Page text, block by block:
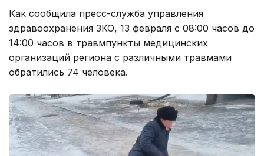
Как сообщила пресс-служба управления
здравоохранения ЗКО, 13 февраля с 08:00 часов до
14:00 часов в травмпункты медицинских
организаций региона с различными травмами
обратились 74 человека.